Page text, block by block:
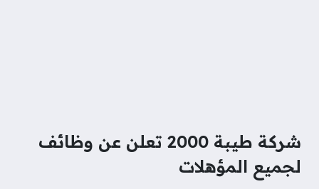
شركة طيبة 2000 تعلن عن وظائف
لجميع المؤهلات